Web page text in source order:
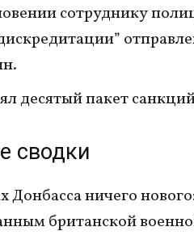
сотруднику
десятый пакет
сводки
Донбасса ничего
британской